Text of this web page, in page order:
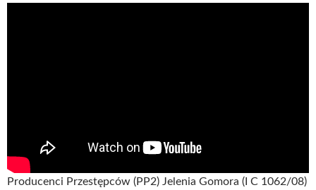
Producenci Przestępców (PP2) Jelenia Gomora (I C 1062/08)